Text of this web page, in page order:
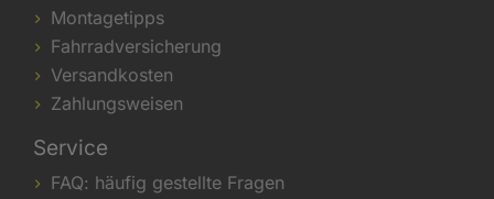
Montagetipps
Fahrradversicherung
Versandkosten
Zahlungsweisen
Service
FAQ: häufig gestellte Fragen